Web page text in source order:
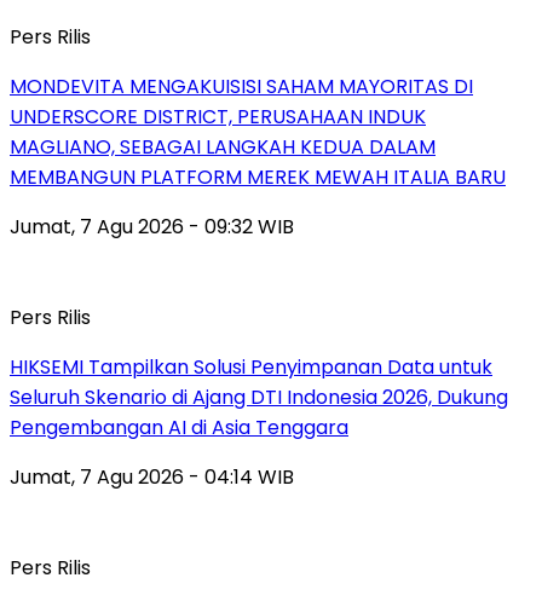
Pers Rilis
MONDEVITA MENGAKUISISI SAHAM MAYORITAS DI
UNDERSCORE DISTRICT, PERUSAHAAN INDUK
MAGLIANO, SEBAGAI LANGKAH KEDUA DALAM
MEMBANGUN PLATFORM MEREK MEWAH ITALIA BARU
Jumat, 7 Agu 2026 - 09:32 WIB
Pers Rilis
HIKSEMI Tampilkan Solusi Penyimpanan Data untuk
Seluruh Skenario di Ajang DTI Indonesia 2026, Dukung
Pengembangan AI di Asia Tenggara
Jumat, 7 Agu 2026 - 04:14 WIB
Pers Rilis